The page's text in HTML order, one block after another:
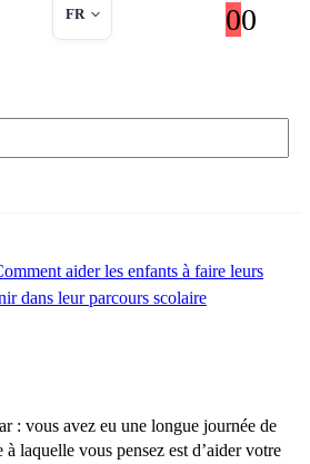
FR 00
aider les enfants à faire leurs
dans leur parcours scolaire
: vous avez eu une longue journée de
laquelle vous pensez est d’aider votre